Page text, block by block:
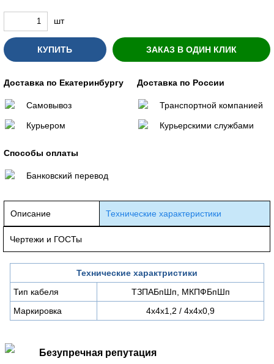
шт
КУПИТЬ ЗАКАЗ В ОДИН КЛИК
Доставка по Екатеринбургу
Самовывоз
Курьером
Доставка по России
Транспортной компанией
Курьерскими службами
Способы оплаты
Банковский перевод
Описание Технические характеристики
Чертежи и ГОСТы
Технические характристики
Тип кабеля
ТЗПАБпШп, МКПФБпШп
Маркировка
4х4х1,2 / 4х4х0,9
Безупречная репутация